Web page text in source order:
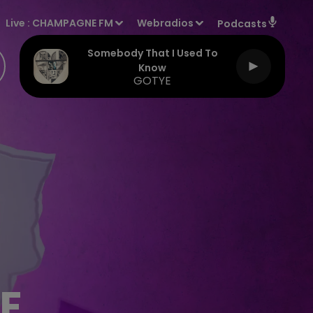
Live : CHAMPAGNE FM Webradios Podcasts
Somebody That I Used To
Know
GOTYE